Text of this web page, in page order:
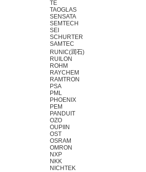
TE
TAOGLAS
SENSATA
SEMTECH
SEI
SCHURTER
SAMTEC
RUNIC(润石)
RUILON
ROHM
RAYCHEM
RAMTRON
PSA
PML
PHOENIX
PEM
PANDUIT
OZO
OUPIIN
OST
OSRAM
OMRON
NXP
NKK
NICHTEK